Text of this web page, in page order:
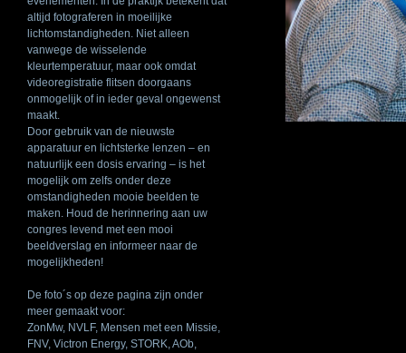
altijd fotograferen in moeilijke
lichtomstandigheden. Niet alleen
vanwege de wisselende
kleurtemperatuur, maar ook omdat
videoregistratie flitsen doorgaans
onmogelijk of in ieder geval ongewenst
maakt.
Door gebruik van de nieuwste
apparatuur en lichtsterke lenzen – en
natuurlijk een dosis ervaring – is het
mogelijk om zelfs onder deze
omstandigheden mooie beelden te
maken. Houd de herinnering aan uw
congres levend met een mooi
beeldverslag en informeer naar de
mogelijkheden!
De foto´s op deze pagina zijn onder
meer gemaakt voor:
ZonMw, NVLF, Mensen met een Missie,
FNV, Victron Energy, STORK, AOb,